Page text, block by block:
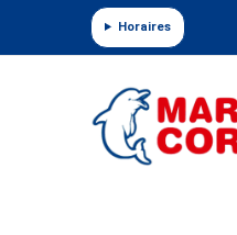
Horaires
Panneau de gestion des cookies